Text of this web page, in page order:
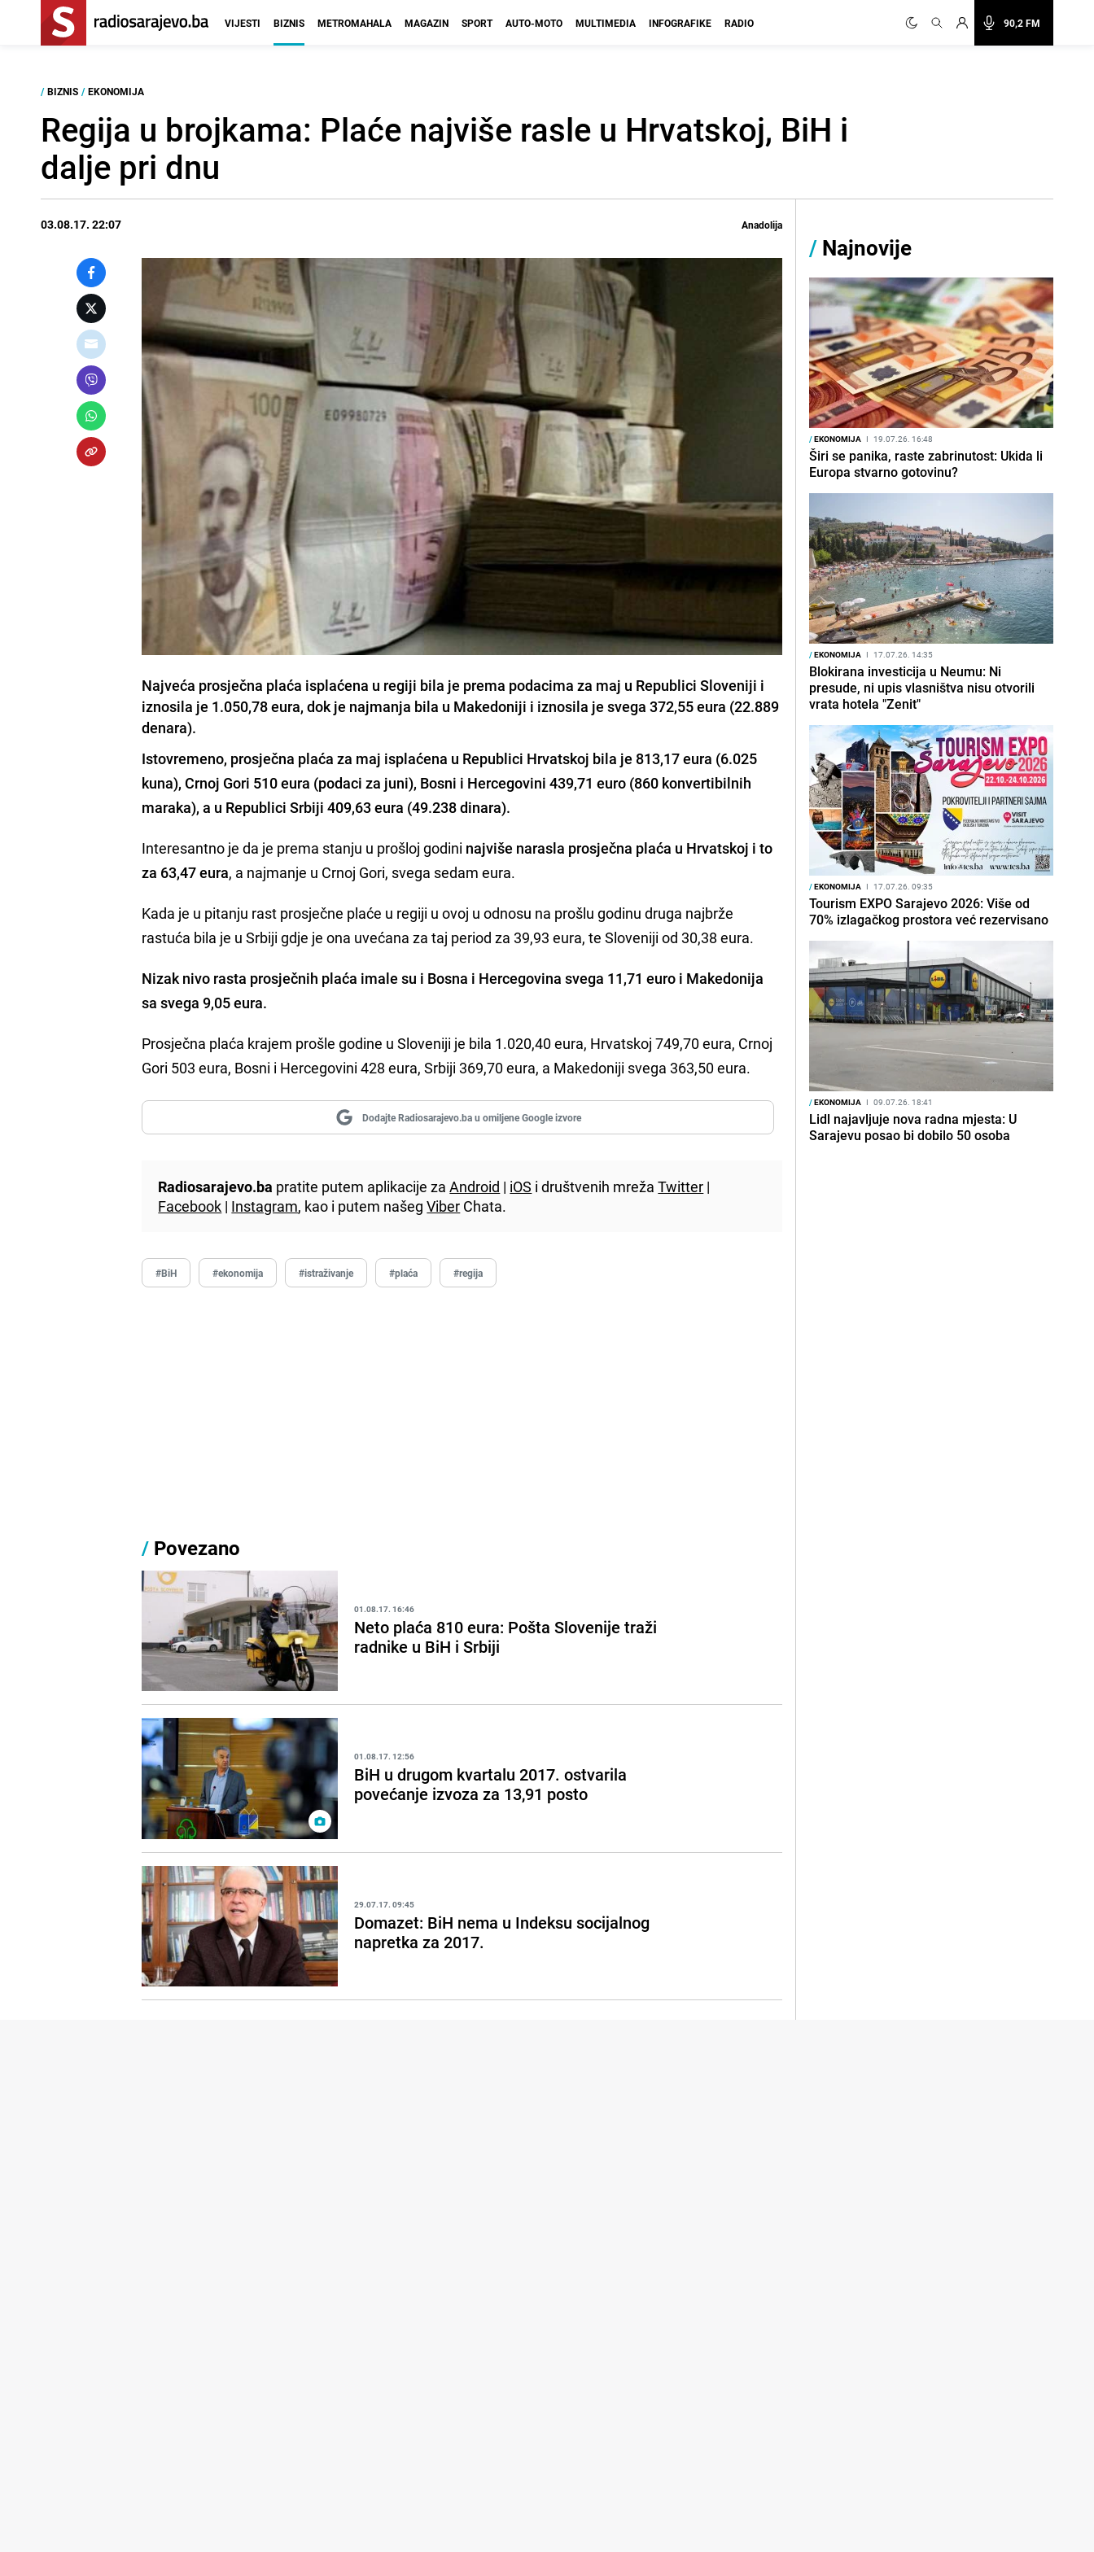
90,2 FM
VIJESTI BIZNIS METROMAHALA MAGAZIN SPORT AUTO-MOTO MULTIMEDIA INFOGRAFIKE RADIO
/ BIZNIS / EKONOMIJA
Regija u brojkama: Plaće najviše rasle u Hrvatskoj, BiH i
dalje pri dnu
03.08.17. 22:07 Anadolija
Najveća prosječna plaća isplaćena u regiji bila je prema podacima za maj u Republici Sloveniji i
iznosila je 1.050,78 eura, dok je najmanja bila u Makedoniji i iznosila je svega 372,55 eura (22.889
denara).
Istovremeno, prosječna plaća za maj isplaćena u Republici Hrvatskoj bila je 813,17 eura (6.025
kuna), Crnoj Gori 510 eura (podaci za juni), Bosni i Hercegovini 439,71 euro (860 konvertibilnih
maraka), a u Republici Srbiji 409,63 eura (49.238 dinara).
Interesantno je da je prema stanju u prošloj godini najviše narasla prosječna plaća u Hrvatskoj i to
za 63,47 eura, a najmanje u Crnoj Gori, svega sedam eura.
Kada je u pitanju rast prosječne plaće u regiji u ovoj u odnosu na prošlu godinu druga najbrže
rastuća bila je u Srbiji gdje je ona uvećana za taj period za 39,93 eura, te Sloveniji od 30,38 eura.
Nizak nivo rasta prosječnih plaća imale su i Bosna i Hercegovina svega 11,71 euro i Makedonija
sa svega 9,05 eura.
Prosječna plaća krajem prošle godine u Sloveniji je bila 1.020,40 eura, Hrvatskoj 749,70 eura, Crnoj
Gori 503 eura, Bosni i Hercegovini 428 eura, Srbiji 369,70 eura, a Makedoniji svega 363,50 eura.
Dodajte Radiosarajevo.ba u omiljene Google izvore
Radiosarajevo.ba pratite putem aplikacije zaAndroid | iOS i društvenih mrežaTwitter |
Facebook | Instagram, kao i putem našegViber Chata.
#BiH #ekonomija #istraživanje #plaća #regija
/ Povezano
01.08.17. 16:46
Neto plaća 810 eura: Pošta Slovenije traži
radnike u BiH i Srbiji
01.08.17. 12:56
BiH u drugom kvartalu 2017. ostvarila
povećanje izvoza za 13,91 posto
29.07.17. 09:45
Domazet: BiH nema u Indeksu socijalnog
napretka za 2017.
/ Najnovije
/EKONOMIJA I 19.07.26. 16:48
Širi se panika, raste zabrinutost: Ukida li
Europa stvarno gotovinu?
/EKONOMIJA I 17.07.26. 14:35
Blokirana investicija u Neumu: Ni
presude, ni upis vlasništva nisu otvorili
vrata hotela "Zenit"
/EKONOMIJA I 17.07.26. 09:35
Tourism EXPO Sarajevo 2026: Više od
70% izlagačkog prostora već rezervisano
/EKONOMIJA I 09.07.26. 18:41
Lidl najavljuje nova radna mjesta: U
Sarajevu posao bi dobilo 50 osoba